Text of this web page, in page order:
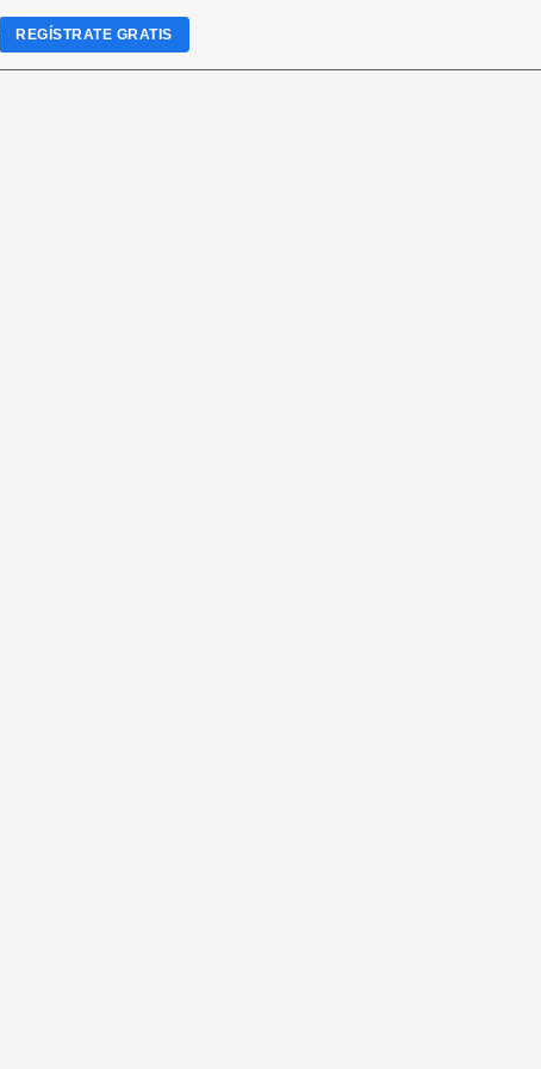
REGÍSTRATE GRATIS